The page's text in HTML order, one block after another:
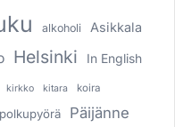
alkoholi Asikkala
Helsinki In English
kirkko kitara koira
polkupyörä Päijänne